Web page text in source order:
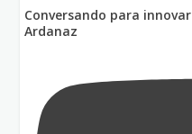
Conversando para
Ardanaz